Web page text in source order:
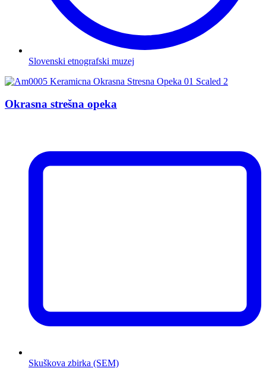
Slovenski etnografski muzej
Okrasna strešna opeka
Skuškova zbirka (SEM)